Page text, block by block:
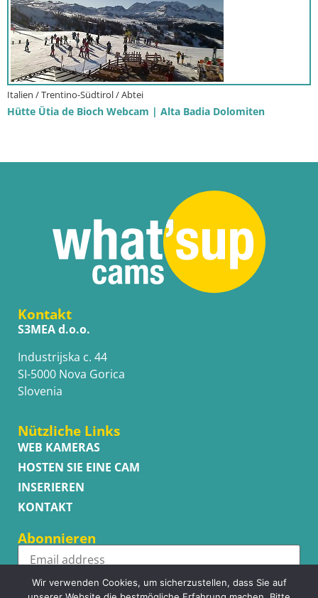
Italien / Trentino-Südtirol / Abtei
Hütte Ütia de Bioch Webcam | Alta Badia Dolomiten
Kontakt
S3MEA d.o.o.
Industrijska c. 44
SI-5000 Nova Gorica
Slovenia
Nützliche Links
WEB KAMERAS
HOSTEN SIE EINE CAM
INSERIEREN
KONTAKT
Abonnieren
Subscribe
Wir verwenden Cookies, um sicherzustellen, dass Sie auf